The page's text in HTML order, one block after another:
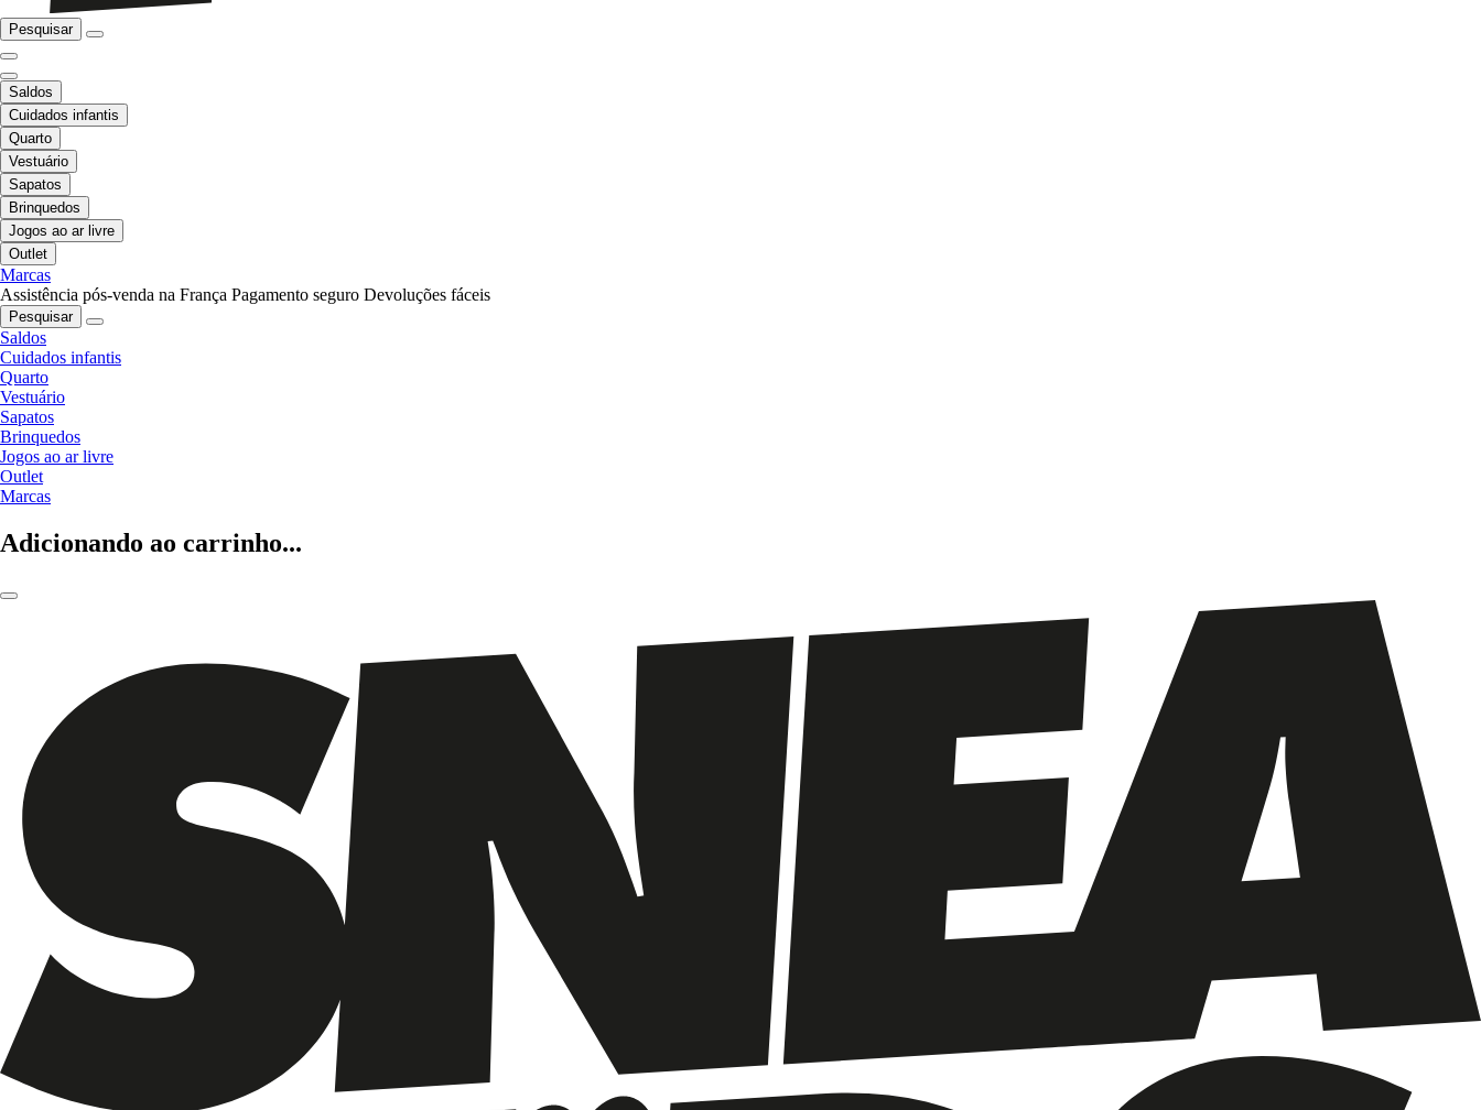
Pesquisar
Saldos
Cuidados infantis
Quarto
Vestuário
Sapatos
Brinquedos
Jogos ao ar livre
Outlet
Marcas
Assistência pós-venda na França Pagamento seguro Devoluções fáceis
Pesquisar
Saldos
Cuidados infantis
Quarto
Vestuário
Sapatos
Brinquedos
Jogos ao ar livre
Outlet
Marcas
Adicionando ao carrinho...